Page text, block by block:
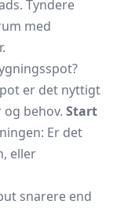
Tyndere
med
er det nyttigt
behov. Start
Er det
eller
snarere end